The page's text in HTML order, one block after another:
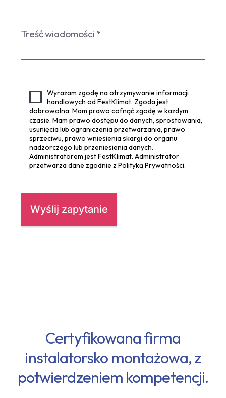
Wyrażam zgodę na otrzymywanie informacji
handlowych od FestKlimat. Zgoda jest
dobrowolna. Mam prawo cofnąć zgodę w każdym
czasie. Mam prawo dostępu do danych, sprostowania,
usunięcia lub ograniczenia przetwarzania, prawo
sprzeciwu, prawo wniesienia skargi do organu
nadzorczego lub przeniesienia danych.
Administratorem jest FestKlimat. Administrator
przetwarza dane zgodnie z Polityką Prywatności.
Certyfikowana firma
instalatorsko montażowa, z
potwierdzeniem kompetencji.